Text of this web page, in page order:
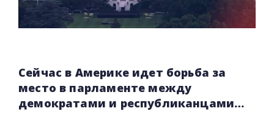
Сейчас в Америке идет борьба за
место в парламенте между
демократами и республиканцами…